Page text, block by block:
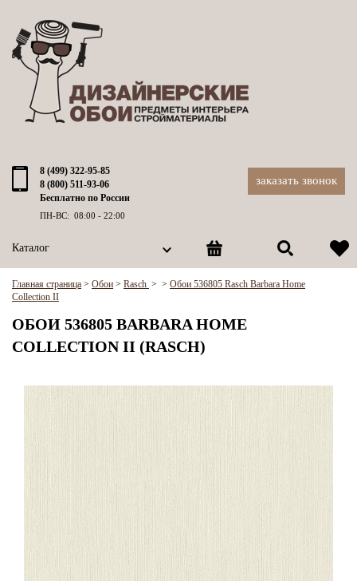
8 (499) 322-95-85
8 (800) 511-93-06
Бесплатно по России
ПН-ВС: 08:00 - 22:00
заказать звонок
Каталог
Главная страница > Обои > Rasch > > Обои 536805 Rasch Barbara Home
Collection II
ОБОИ 536805 BARBARA HOME
COLLECTION II (RASCH)